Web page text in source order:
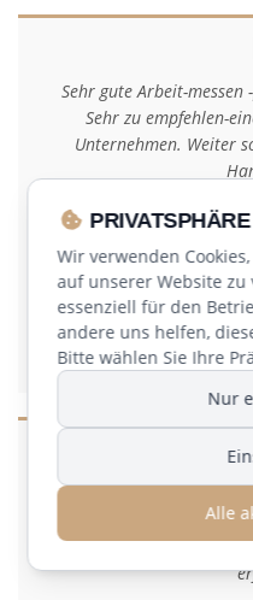
Sehr gute Arbeit-messen
Sehr zu empfehlen-
Unternehmen. Weiter
Sport &
Sehr gute
professioneller Einbau
auch keine
Wir verwenden
auf unserer Website zu
essenziell für den
andere uns helfen,
Bitte wählen Sie Ihre
Nur
Alle